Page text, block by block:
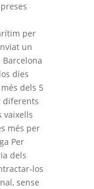
per
un
dies
dels 5
diferents
vaixells
més per
Per
dels
los
sense